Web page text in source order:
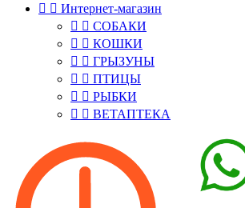
  Интернет-магазин
  СОБАКИ
  КОШКИ
  ГРЫЗУНЫ
  ПТИЦЫ
  РЫБКИ
  ВЕТАПТЕКА